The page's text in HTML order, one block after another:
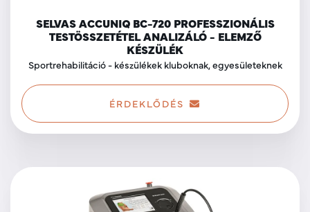
SELVAS ACCUNIQ BC-720 PROFESSZIONÁLIS
TESTÖSSZETÉTEL ANALIZÁLÓ - ELEMZŐ
KÉSZÜLÉK
Sportrehabilitáció - készülékek kluboknak, egyesületeknek
ÉRDEKLŐDÉS